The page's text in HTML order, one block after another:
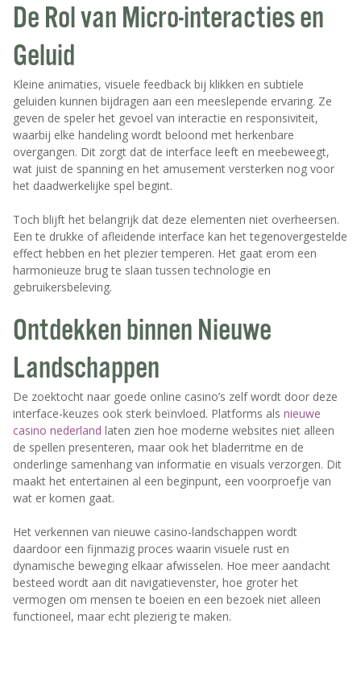
De Rol van Micro-interacties en
Geluid
Kleine animaties, visuele feedback bij klikken en subtiele
geluiden kunnen bijdragen aan een meeslepende ervaring. Ze
geven de speler het gevoel van interactie en responsiviteit,
waarbij elke handeling wordt beloond met herkenbare
overgangen. Dit zorgt dat de interface leeft en meebeweegt,
wat juist de spanning en het amusement versterken nog voor
het daadwerkelijke spel begint.
Toch blijft het belangrijk dat deze elementen niet overheersen.
Een te drukke of afleidende interface kan het tegenovergestelde
effect hebben en het plezier temperen. Het gaat erom een
harmonieuze brug te slaan tussen technologie en
gebruikersbeleving.
Ontdekken binnen Nieuwe
Landschappen
De zoektocht naar goede online casino’s zelf wordt door deze
interface-keuzes ook sterk beïnvloed. Platforms als nieuwe
casino nederland laten zien hoe moderne websites niet alleen
de spellen presenteren, maar ook het bladerritme en de
onderlinge samenhang van informatie en visuals verzorgen. Dit
maakt het entertainen al een beginpunt, een voorproefje van
wat er komen gaat.
Het verkennen van nieuwe casino-landschappen wordt
daardoor een fijnmazig proces waarin visuele rust en
dynamische beweging elkaar afwisselen. Hoe meer aandacht
besteed wordt aan dit navigatievenster, hoe groter het
vermogen om mensen te boeien en een bezoek niet alleen
functioneel, maar echt plezierig te maken.